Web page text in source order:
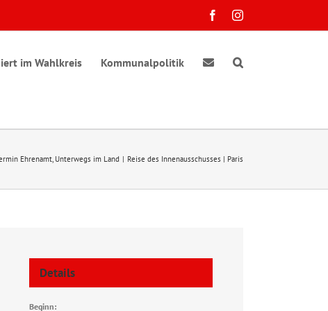
FacebookInstagram
im Wahlkreis Kommunalpolitik
Ehrenamt Unterwegs im Land Reise des Innenausschusses | Paris
Details
Beginn: